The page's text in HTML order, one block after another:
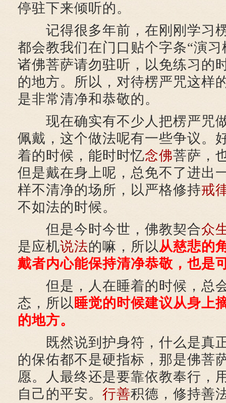
停驻下来倾听的。
记得很多年前，在刚刚学习
都会教我们在门口贴个字条“演
诸佛菩萨请勿驻听，以免练习的
的地方。所以，对待楞严咒这样
是非常清净和恭敬的。
现在确实有不少人把楞严咒
佩戴，这个做法呢有一些争议。
着的时候，能时时忆念佛菩萨，
但是戴在身上呢，总免不了进出
样不清净的场所，以严格修持戒
不如法的时候。
但是今时今世，佛教契合众
是应机说法的嘛，所以从慈悲的
戴者内心能保持清净恭敬，也是
但是，人在睡着的时候，总
态，所以 睡觉的时候建议从身上
的地方。
既然说到护身符，什么是真
的保佑都不是硬指标，那是佛菩
愿。人最终还是要靠依教奉行，
自己的平安。 行善积德，修持善